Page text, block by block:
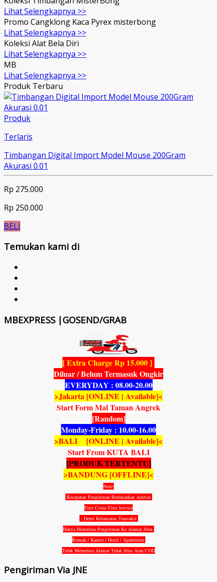
Lihat Selengkapnya >>
Promo Cangklong Kaca Pyrex misterbong
Lihat Selengkapnya >>
Koleksi Alat Bela Diri
Lihat Selengkapnya >>
MB
Lihat Selengkapnya >>
Produk Terbaru
Produk
Terlaris
Timbangan Digital Import Model Mouse 200Gram
Akurasi 0.01
Rp 275.000
Rp 250.000
BELI
Temukan kami di
MBEXPRESS |GOSEND/GRAB
[ Extra Charge Rp 15.000 ]
Diluar / Belum Termasuk Ongkir
EVERYDAY : 08.00-20.00
>Jakarta [ONLINE | Available]<
Start Form Mal Taman Angrek
[Random]
Monday-Friday : 10.00-16.00
>BALI [ONLINE | Available]<
Start From KUTA BALI
[PRODUK TERTENTU]
>BANDUNG [OFFLINE]<
Note:
Kecepatan Pengiriman Berdasarkan Antrian
First Come First Service
- Demi Kelancaran Transaksi
Hanya Menerima Pengiriman Ke Alamat Jelas
Rumah / Kantor / Hotel / Apartemen
Tidak Menerima Alamat Tidak Jelas Atau COD
Pengiriman Via JNE